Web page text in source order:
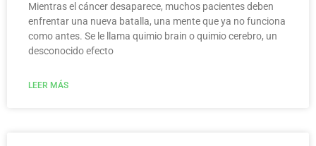
Mientras el cáncer desaparece, muchos pacientes deben
enfrentar una nueva batalla, una mente que ya no funciona
como antes. Se le llama quimio brain o quimio cerebro, un
desconocido efecto
LEER MÁS